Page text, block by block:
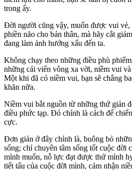
trong ấy.
Đời người cũng vậy, muốn được vui
phiền não cho bản thân, mà hãy cắt
đang làm ảnh hưởng xấu đến ta.
Không chạy theo những điều phù
những cái viển vông xa vời, niềm vui và
Một khi đã có niềm vui, bạn sẽ chẳng
khăn nữa.
Niềm vui bắt nguồn từ những thứ giản
điều phức tạp. Đó chính là cách để
cực.
Đơn giản ở đây chính là, buông bỏ
sống; chỉ chuyên tâm sống tốt cuộc đời
mình muốn, nỗ lực đạt được thứ mình
tiết tấu của cuộc đời mình, cảm nhận